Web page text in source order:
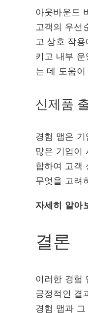
아웃바운드
고객의 우선
고 상호 작
키고 내부
는 데 도움이
신제품
경험 맵은
많은 기업이
합하여 고객
무엇을 고려
자세히 알아
결론
이러한 경험
긍정적인 결
경험 맵과